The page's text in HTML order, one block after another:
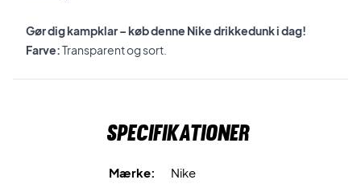
Gør dig kampklar – køb denne Nike drikkedunk i dag!
Farve:Transparent og sort.
Specifikationer
Mærke:
Nike